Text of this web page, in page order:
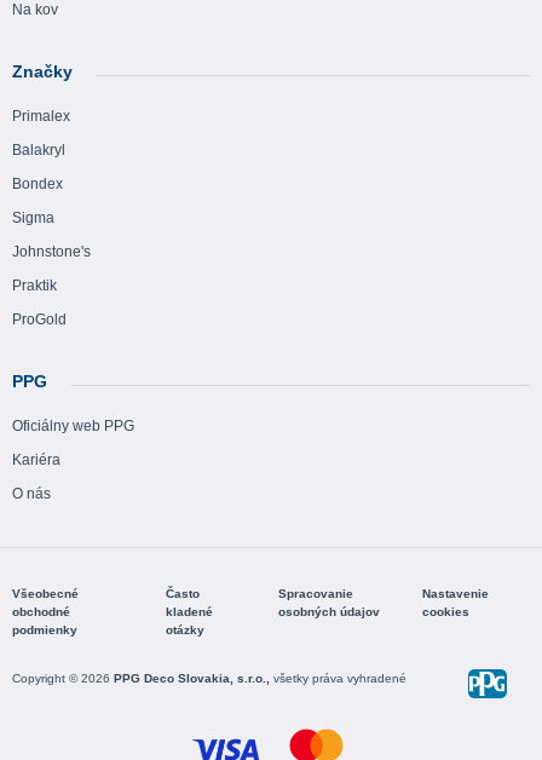
Na kov
Značky
Primalex
Balakryl
Bondex
Sigma
Johnstone's
Praktik
ProGold
PPG
Oficiálny web PPG
Kariéra
O nás
Všeobecné
obchodné
podmienky
Často
kladené
otázky
Spracovanie
osobných údajov
Nastavenie
cookies
Copyright © 2026 PPG Deco Slovakia, s.r.o., všetky práva vyhradené